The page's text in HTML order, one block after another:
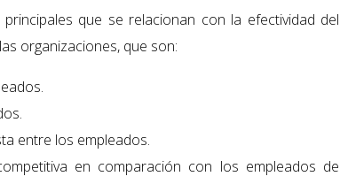
que se relacionan con la efectividad del
organizaciones, que son:
entre los empleados.
en comparación con los empleados de